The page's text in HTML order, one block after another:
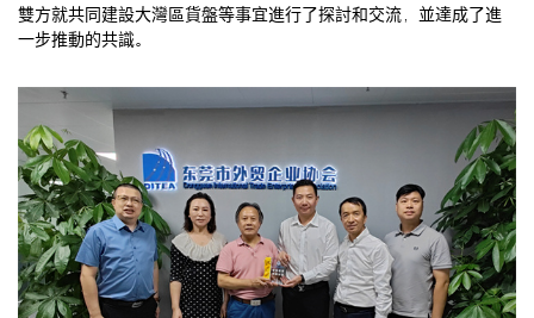
雙方就共同建設大灣區貨盤等事宜進行了探討和交流，並達成了進
一步推動的共識。